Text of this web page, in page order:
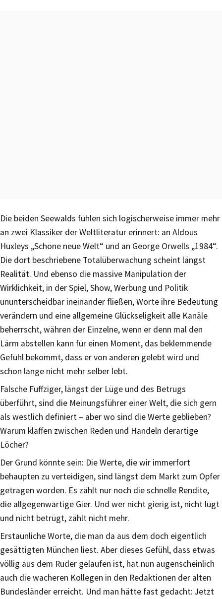
Die beiden Seewalds fühlen sich logischerweise immer mehr
an zwei Klassiker der Weltliteratur erinnert: an Aldous
Huxleys „Schöne neue Welt“ und an George Orwells „1984“.
Die dort beschriebene Totalüberwachung scheint längst
Realität. Und ebenso die massive Manipulation der
Wirklichkeit, in der Spiel, Show, Werbung und Politik
ununterscheidbar ineinander fließen, Worte ihre Bedeutung
verändern und eine allgemeine Glückseligkeit alle Kanäle
beherrscht, währen der Einzelne, wenn er denn mal den
Lärm abstellen kann für einen Moment, das beklemmende
Gefühl bekommt, dass er von anderen gelebt wird und
schon lange nicht mehr selber lebt.
Falsche Fuffziger, längst der Lüge und des Betrugs
überführt, sind die Meinungsführer einer Welt, die sich gern
als westlich definiert – aber wo sind die Werte geblieben?
Warum klaffen zwischen Reden und Handeln derartige
Löcher?
Der Grund könnte sein: Die Werte, die wir immerfort
behaupten zu verteidigen, sind längst dem Markt zum Opfer
getragen worden. Es zählt nur noch die schnelle Rendite,
die allgegenwärtige Gier. Und wer nicht gierig ist, nicht lügt
und nicht betrügt, zählt nicht mehr.
Erstaunliche Worte, die man da aus dem doch eigentlich
gesättigten München liest. Aber dieses Gefühl, dass etwas
völlig aus dem Ruder gelaufen ist, hat nun augenscheinlich
auch die wacheren Kollegen in den Redaktionen der alten
Bundesländer erreicht. Und man hätte fast gedacht: Jetzt